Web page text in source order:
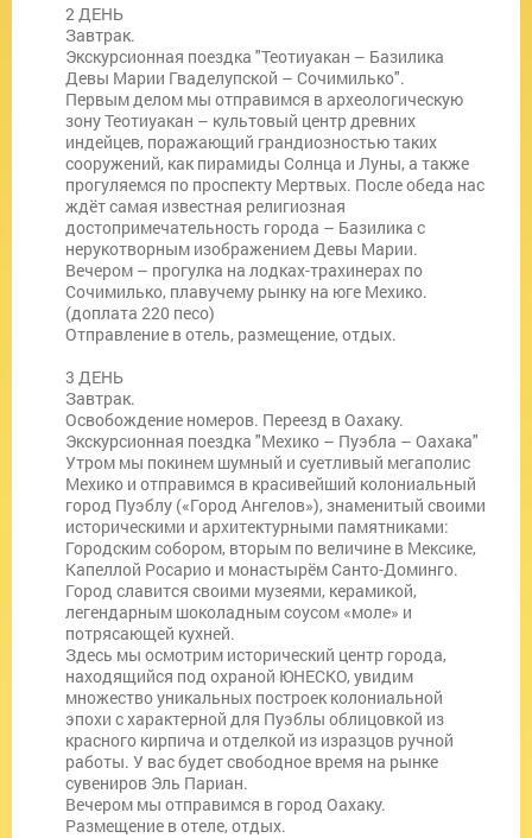
2 ДЕНЬ
Завтрак.
Экскурсионная поездка "Теотиуакан – Базилика
Девы Марии Гваделупской – Сочимилько".
Первым делом мы отправимся в археологическую
зону Теотиуакан – культовый центр древних
индейцев, поражающий грандиозностью таких
сооружений, как пирамиды Солнца и Луны, а также
прогуляемся по проспекту Мертвых. После обеда нас
ждёт самая известная религиозная
достопримечательность города – Базилика с
нерукотворным изображением Девы Марии.
Вечером – прогулка на лодках-трахинерах по
Сочимилько, плавучему рынку на юге Мехико.
(доплата 220 песо)
Отправление в отель, размещение, отдых.
3 ДЕНЬ
Завтрак.
Освобождение номеров. Переезд в Оахаку.
Экскурсионная поездка "Мехико – Пуэбла – Оахака"
Утром мы покинем шумный и суетливый мегаполис
Мехико и отправимся в красивейший колониальный
город Пуэблу («Город Ангелов»), знаменитый своими
историческими и архитектурными памятниками:
Городским собором, вторым по величине в Мексике,
Капеллой Росарио и монастырём Санто-Доминго.
Город славится своими музеями, керамикой,
легендарным шоколадным соусом «моле» и
потрясающей кухней.
Здесь мы осмотрим исторический центр города,
находящийся под охраной ЮНЕСКО, увидим
множество уникальных построек колониальной
эпохи с характерной для Пуэблы облицовкой из
красного кирпича и отделкой из изразцов ручной
работы. У вас будет свободное время на рынке
сувениров Эль Париан.
Вечером мы отправимся в город Оахаку.
Размещение в отеле, отдых.